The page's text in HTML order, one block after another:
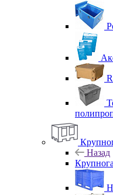
Назад